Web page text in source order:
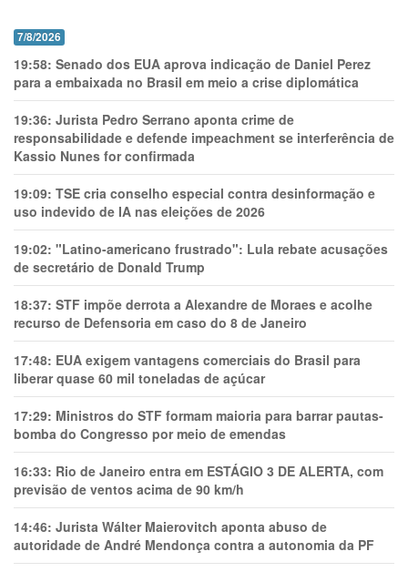
7/8/2026
19:58: Senado dos EUA aprova indicação de Daniel Perez
para a embaixada no Brasil em meio a crise diplomática
19:36: Jurista Pedro Serrano aponta crime de
responsabilidade e defende impeachment se interferência de
Kassio Nunes for confirmada
19:09: TSE cria conselho especial contra desinformação e
uso indevido de IA nas eleições de 2026
19:02: "Latino-americano frustrado": Lula rebate acusações
de secretário de Donald Trump
18:37: STF impõe derrota a Alexandre de Moraes e acolhe
recurso de Defensoria em caso do 8 de Janeiro
17:48: EUA exigem vantagens comerciais do Brasil para
liberar quase 60 mil toneladas de açúcar
17:29: Ministros do STF formam maioria para barrar pautas-
bomba do Congresso por meio de emendas
16:33: Rio de Janeiro entra em ESTÁGIO 3 DE ALERTA, com
previsão de ventos acima de 90 km/h
14:46: Jurista Wálter Maierovitch aponta abuso de
autoridade de André Mendonça contra a autonomia da PF